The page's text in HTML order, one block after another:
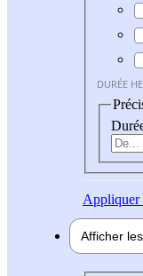
Durée
DURÉE
Appliquer
Afficher